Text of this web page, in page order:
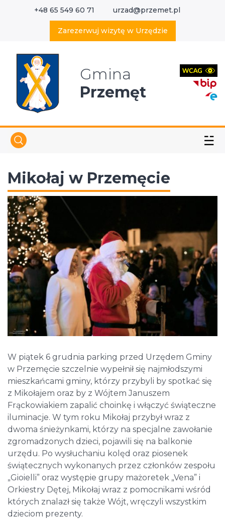
+48 65 549 60 71 urzad@przemet.pl
Zarezerwuj wizytę w Urzędzie
Gmina
Przemęt
☱
Mikołaj w Przemęcie
W piątek 6 grudnia parking przed Urzędem Gminy
w Przemęcie szczelnie wypełnił się najmłodszymi
mieszkańcami gminy, którzy przybyli by spotkać się
z Mikołajem oraz by z Wójtem Januszem
Frąckowiakiem zapalić choinkę i włączyć świąteczne
iluminacje. W tym roku Mikołaj przybył wraz z
dwoma śnieżynkami, którzy na specjalne zawołanie
zgromadzonych dzieci, pojawili się na balkonie
urzędu. Po wysłuchaniu kolęd oraz piosenek
świątecznych wykonanych przez członków zespołu
„Gioielli” oraz występie grupy mażoretek „Vena” i
Orkiestry Dętej, Mikołaj wraz z pomocnikami wśród
których znalazł się także Wójt, wręczyli wszystkim
dzieciom prezenty.
Wyszukaj w serwisie